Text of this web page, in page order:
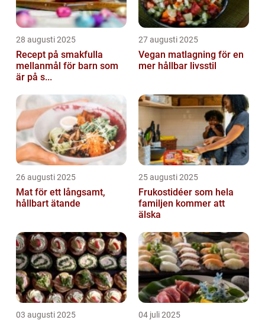
28 augusti 2025
Recept på smakfulla
mellanmål för barn som
är på s...
27 augusti 2025
Vegan matlagning för en
mer hållbar livsstil
26 augusti 2025
Mat för ett långsamt,
hållbart ätande
25 augusti 2025
Frukostidéer som hela
familjen kommer att
älska
03 augusti 2025 04 juli 2025